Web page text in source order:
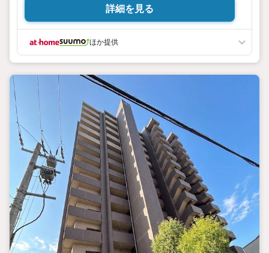
詳細を見る
ほか提供